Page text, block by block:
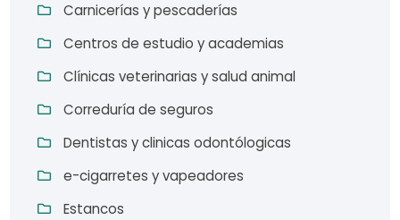
Carnicerías y pescaderías
Centros de estudio y academias
Clínicas veterinarias y salud animal
Correduría de seguros
Dentistas y clinicas odontólogicas
e-cigarretes y vapeadores
Estancos